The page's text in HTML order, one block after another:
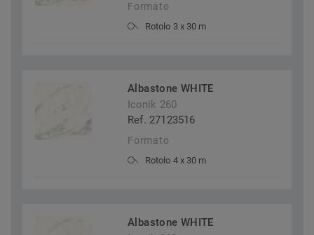
Formato
Rotolo 3 x 30 m
Albastone WHITE
Iconik 260
Ref. 27123516
Formato
Rotolo 4 x 30 m
Albastone WHITE